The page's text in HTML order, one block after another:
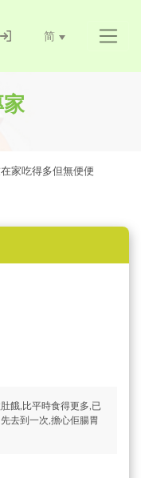
简
家吃得多但無便便
餓,比平時食得更多,已
去到一次,擔心佢腸胃